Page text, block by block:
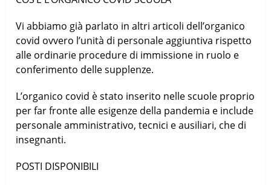
Vi abbiamo già parlato in altri articoli dell’organico
covid ovvero l’unità di personale aggiuntiva rispetto
alle ordinarie procedure di immissione in ruolo e
conferimento delle supplenze.
L’organico covid è stato inserito nelle scuole proprio
per far fronte alle esigenze della pandemia e include
personale amministrativo, tecnici e ausiliari, che di
insegnanti.
POSTI DISPONIBILI